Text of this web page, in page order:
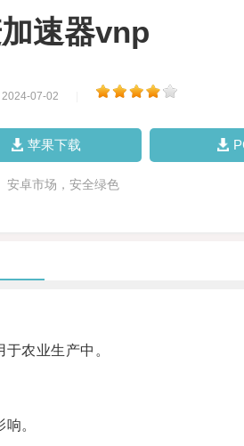
速器vnp
2024-07-02
苹果下载
安卓市场，安全绿色
农业生产中。
。